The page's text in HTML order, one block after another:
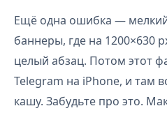
Ещё одна ошибка — мелкий
баннеры, где на 1200×630
целый абзац. Потом этот
Telegram на iPhone, и там
кашу. Забудьте про это.